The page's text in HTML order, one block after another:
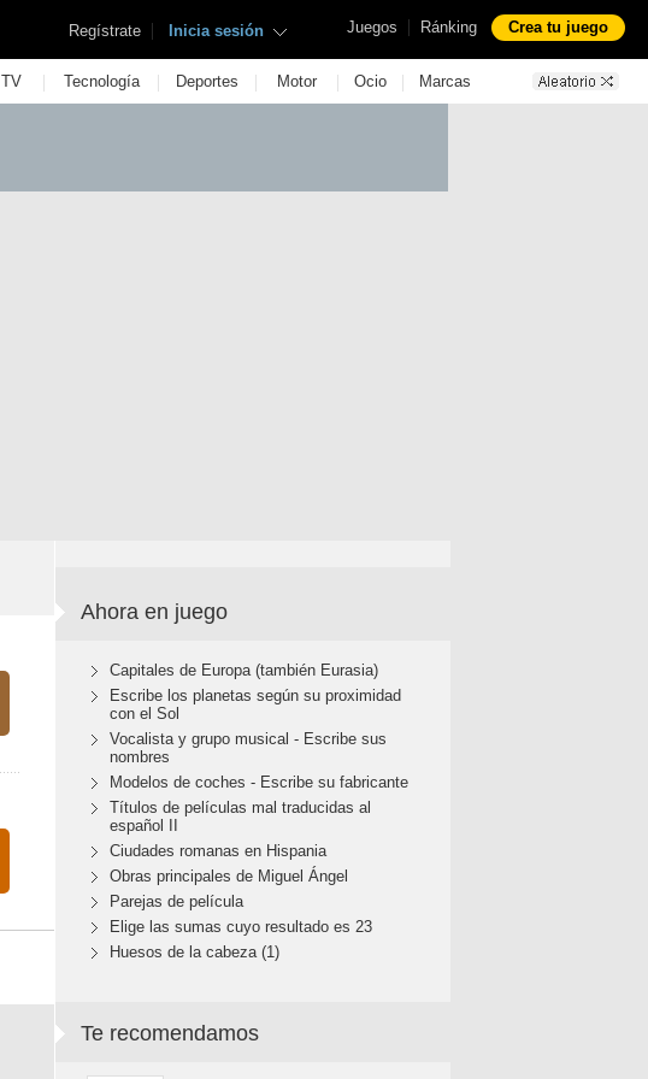
Juegos | Ránking Crea tu juego
Regístrate | Inicia sesión
TV | Tecnología | Deportes | Motor | Ocio | Marcas
Ahora en juego
Capitales de Europa (también Eurasia)
Escribe los planetas según su proximidad
con el Sol
Vocalista y grupo musical - Escribe sus
nombres
Modelos de coches - Escribe su fabricante
Títulos de películas mal traducidas al
español II
Ciudades romanas en Hispania
Obras principales de Miguel Ángel
Parejas de película
Elige las sumas cuyo resultado es 23
Huesos de la cabeza (1)
Te recomendamos